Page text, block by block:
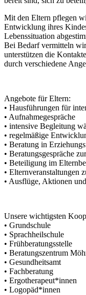
Mit den Eltern pflegen
Entwicklung ihres
Lebenssituation
Bei Bedarf vermitteln
unterstützen die
durch verschiedene
Angebote für Eltern:
• Hausführungen für
• Aufnahmegespräche
• intensive Begleitung
• regelmäßige
• Beratung in
• Beratungsgespräche
• Beteiligung im
• Elternveranstaltungen
• Ausflüge, Aktionen
Unsere wichtigsten
• Grundschule
• Sprachheilschule
• Frühberatungsstelle
• Beratungszentrum
• Gesundheitsamt
• Fachberatung
• Ergotherapeut*innen
• Logopäd*innen